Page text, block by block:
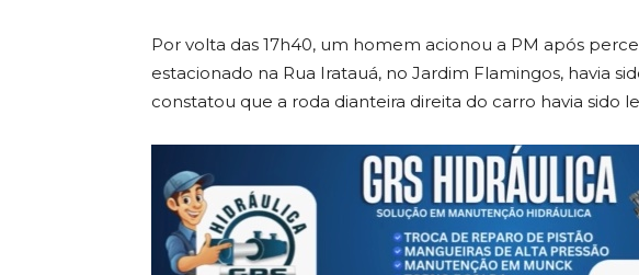
Por volta das 17h40, um homem acionou a PM após
estacionado na Rua Iratauá, no Jardim Flamingos, havia
constatou que a roda dianteira direita do carro havia sido